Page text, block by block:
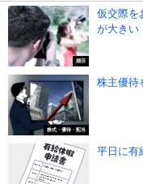
婚活
仮交際を
が大きい
株式・優待・配当
株主優待
平日に有